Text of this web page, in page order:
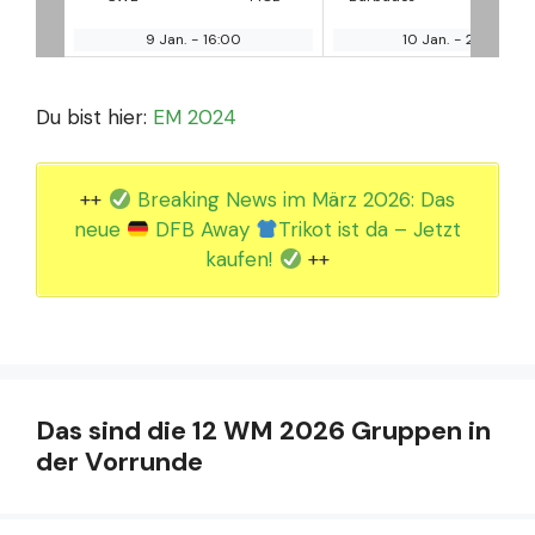
10 Jan. - 23:30 12 Jan. - 13:45
Du bist hier: EM 2024
++
Breaking News im März 2026: Das
neue
DFB Away
Trikot ist da – Jetzt
kaufen!
++
Das sind die 12 WM 2026 Gruppen in
der Vorrunde